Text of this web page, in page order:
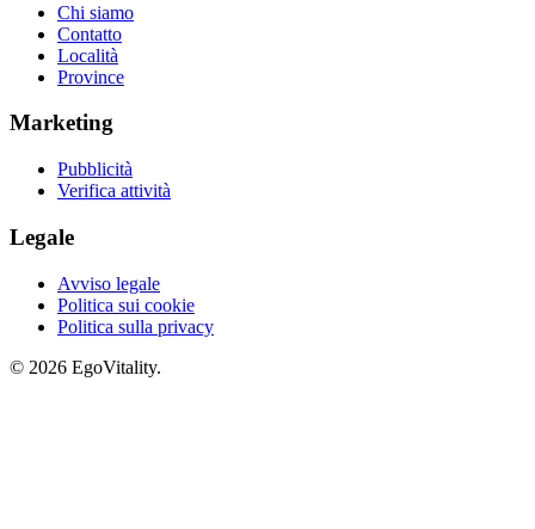
Chi siamo
Contatto
Località
Province
Marketing
Pubblicità
Verifica attività
Legale
Avviso legale
Politica sui cookie
Politica sulla privacy
© 2026 EgoVitality.